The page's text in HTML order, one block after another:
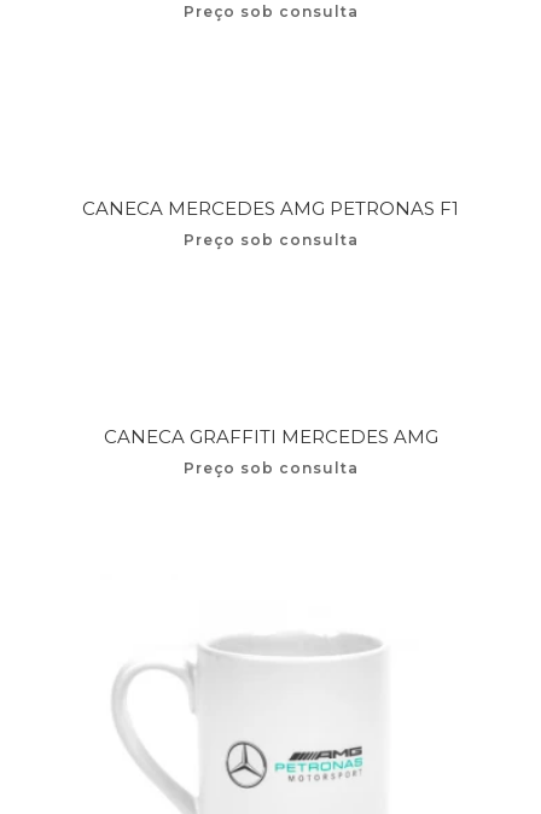
Preço sob consulta
CANECA MERCEDES AMG PETRONAS F1
Preço sob consulta
CANECA GRAFFITI MERCEDES AMG
Preço sob consulta